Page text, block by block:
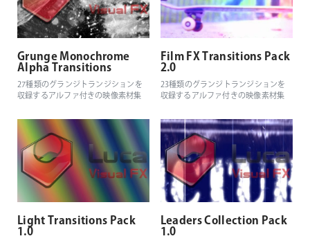
Grunge Monochrome
Alpha Transitions
27種類のグランジトランジションを
収録するアルファ付きの映像素材集
Film FX Transitions Pack
2.0
23種類のグランジトランジションを
収録するアルファ付きの映像素材集
Light Transitions Pack
1.0
Leaders Collection Pack
1.0